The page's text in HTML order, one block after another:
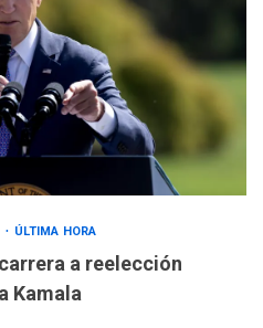
ÚLTIMA HORA
a reelección
Kamala